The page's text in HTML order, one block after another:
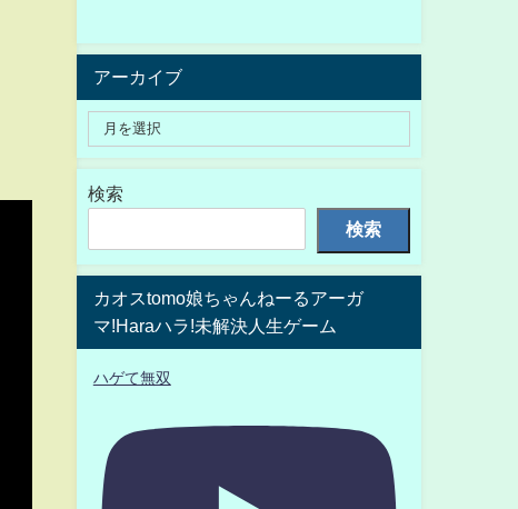
アーカイブ
検索
検索
カオスtomo娘ちゃんねーるアーガ
マ!Haraハラ!未解決人生ゲーム
ハゲて無双